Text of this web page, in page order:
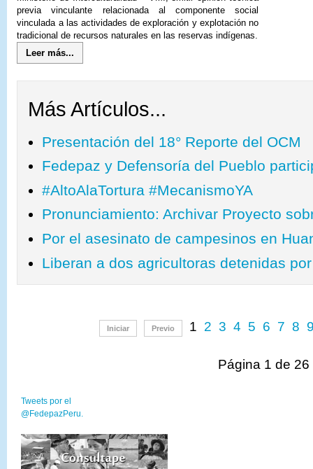
previa vinculante relacionada al componente social
vinculada a las actividades de exploración y explotación no
tradicional de recursos naturales en las reservas indígenas.
Leer más...
Más Artículos...
Presentación del 18° Reporte del OCM
Fedepaz y Defensoría del Pueblo
‪#‎AltoAlaTortura‬ ‪#‎MecanismoYA‬
Pronunciamiento: Archivar Proyecto
Por el asesinato de campesinos en
Liberan a dos agricultoras detenidas
Iniciar Previo 1 2 3 4 5 6 7 8
Página 1 de 26
Tweets por el
@FedepazPeru.